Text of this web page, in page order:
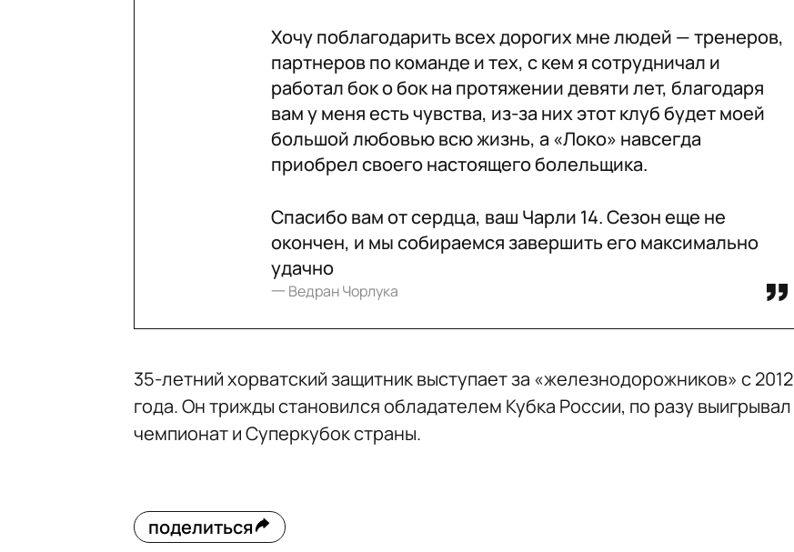
Хочу поблагодарить всех дорогих мне людей — тренеров,
партнеров по команде и тех, с кем я сотрудничал и
работал бок о бок на протяжении девяти лет, благодаря
вам у меня есть чувства, из-за них этот клуб будет моей
большой любовью всю жизнь, а «Локо» навсегда
приобрел своего настоящего болельщика.
Спасибо вам от сердца, ваш Чарли 14. Сезон еще не
окончен, и мы собираемся завершить его максимально
удачно
一 Ведран Чорлука
35-летний хорватский защитник выступает за «железнодорожников» с 2012
года. Он трижды становился обладателем Кубка России, по разу выигрывал
чемпионат и Суперкубок страны.
поделиться